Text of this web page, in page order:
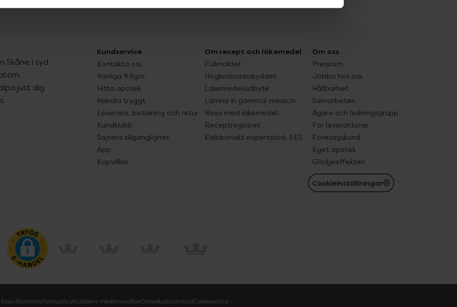
Skåne i syd
just dig
Kundservice
Kontakta oss
Vanliga frågor
Hitta apotek
Handla tryggt
Leverans, betalning och retur
Kundklubb
Sajtens tillgänglighet
App
Köpvillkor
Om recept och läkemedel
Fullmakter
Högkostnadsskyddet
Läkemedelsutbyte
Lämna in gammal medicin
Resa med läkemedel
Receptregistret
Elektroniskt expertstöd, EES
Om oss
Pressrum
Jobba hos oss
Hållbarhet
Samarbeten
Ägare och ledningsgrupp
För leverantörer
Företagskund
Eget apotek
Glädjeeffekten
Cookieinställningar
KöpvillkorIntegritetspolicyKlubbens medlemsvillkorDataskyddsombudCookiepolicy